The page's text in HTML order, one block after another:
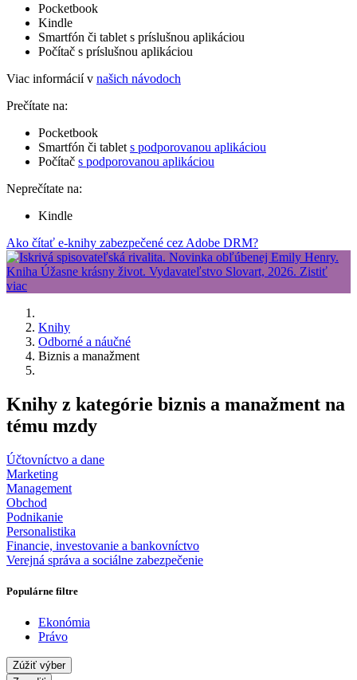
Pocketbook
Kindle
Smartfón či tablet s príslušnou aplikáciou
Počítač s príslušnou aplikáciou
Viac informácií v našich návodoch
Prečítate na:
Pocketbook
Smartfón či tablet s podporovanou aplikáciou
Počítač s podporovanou aplikáciou
Neprečítate na:
Kindle
Ako čítať e-knihy zabezpečené cez Adobe DRM?
Knihy
Odborné a náučné
Biznis a manažment
Knihy z kategórie biznis a manažment na
tému mzdy
Účtovníctvo a dane
Marketing
Management
Obchod
Podnikanie
Personalistika
Financie, investovanie a bankovníctvo
Verejná správa a sociálne zabezpečenie
Populárne filtre
Ekonómia
Právo
Zúžiť výber